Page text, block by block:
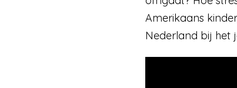
Amerikaans
Nederland bij het